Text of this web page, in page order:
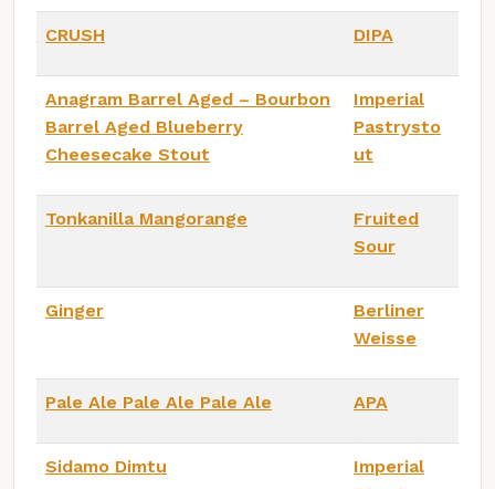
CRUSH DIPA
Anagram Barrel Aged – Bourbon
Barrel Aged Blueberry
Cheesecake Stout
Imperial
Pastrysto
ut
Tonkanilla Mangorange
Fruited
Sour
Ginger
Berliner
Weisse
Pale Ale Pale Ale Pale Ale APA
Sidamo Dimtu
Imperial